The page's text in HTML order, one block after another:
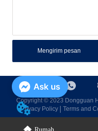
Mengirim pesan
Copyright © 2023 Dongguan
Privacy Policy
Terms and
Ask us